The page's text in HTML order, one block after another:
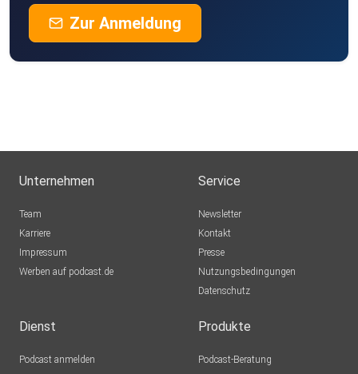
Zur Anmeldung
Unternehmen
Team
Karriere
Impressum
Werben auf podcast.de
Service
Newsletter
Kontakt
Presse
Nutzungsbedingungen
Datenschutz
Dienst
Podcast anmelden
Produkte
Podcast-Beratung